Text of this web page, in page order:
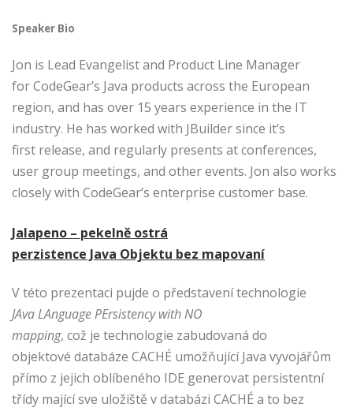
Speaker Bio
Jon is Lead Evangelist and Product Line Manager
for CodeGear’s Java products across the European
region, and has over 15 years experience in the IT
industry. He has worked with JBuilder since it’s
first release, and regularly presents at conferences,
user group meetings, and other events. Jon also works
closely with CodeGear’s enterprise customer base.
Jalapeno – pekelně ostrá
perzistence Java Objektu bez mapovaní
V této prezentaci pujde o představení technologie
JAva LAnguage PErsistency with NO
mapping, což je technologie zabudovaná do
objektové databáze CACHÉ umožňující Java vyvojářům
přímo z jejich oblíbeného IDE generovat persistentní
třídy mající sve uložiště v databázi CACHÉ a to bez